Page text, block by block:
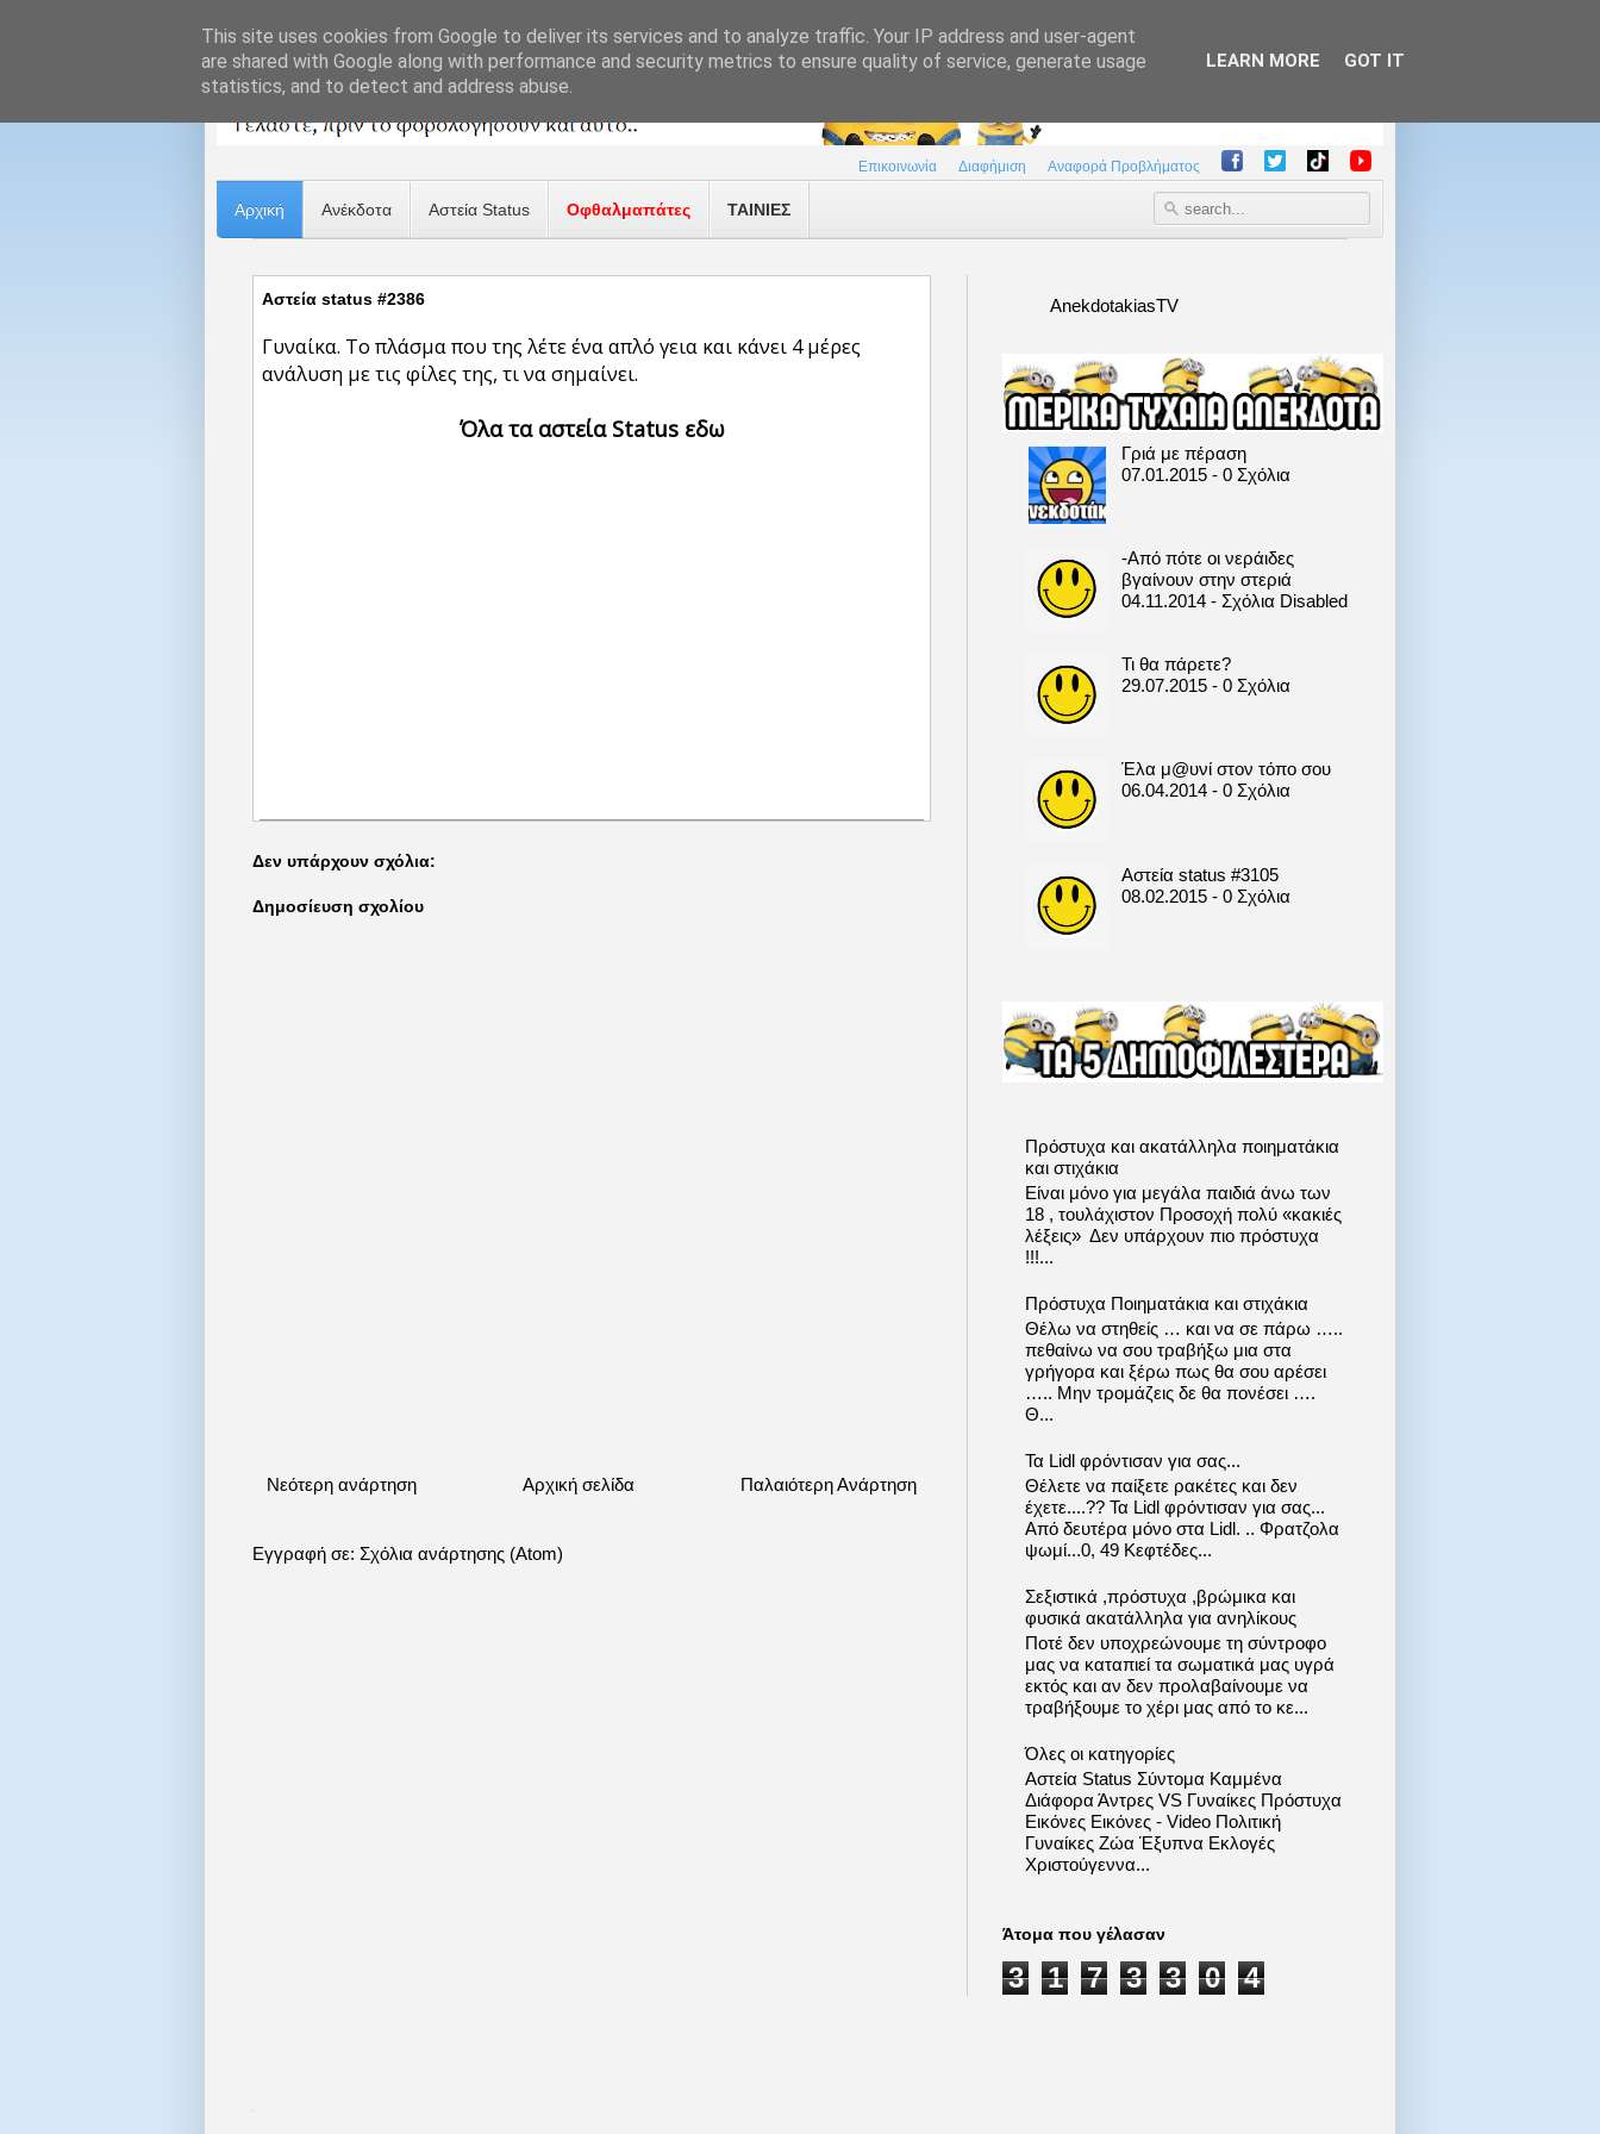
Επικοινωνία Διαφήμιση Αναφορά Προβλήματος
Αρχική Ανέκδοτα Αστεία Status Οφθαλμαπάτες ΤΑΙΝΙΕΣ
Αστεία status #2386
Γυναίκα. Το πλάσμα που της λέτε ένα απλό γεια και κάνει 4 μέρες
ανάλυση με τις φίλες της, τι να σημαίνει.
Όλα τα αστεία Status εδω
Δεν υπάρχουν σχόλια:
Δημοσίευση σχολίου
Νεότερη ανάρτηση Παλαιότερη Ανάρτηση
Αρχική σελίδα
Εγγραφή σε: Σχόλια ανάρτησης (Atom)
AnekdotakiasTV
Γριά με πέραση
07.01.2015 - 0 Σχόλια
-Από πότε οι νεράιδες
βγαίνουν στην στεριά
04.11.2014 - Σχόλια Disabled
Τι θα πάρετε?
29.07.2015 - 0 Σχόλια
Έλα μ@υνί στον τόπο σου
06.04.2014 - 0 Σχόλια
Αστεία status #3105
08.02.2015 - 0 Σχόλια
Πρόστυχα και ακατάλληλα ποιηματάκια
και στιχάκια
Είναι μόνο για μεγάλα παιδιά άνω των
18 , τουλάχιστον Προσοχή πολύ «κακιές
λέξεις» Δεν υπάρχουν πιο πρόστυχα
!!!...
Πρόστυχα Ποιηματάκια και στιχάκια
Θέλω να στηθείς … και να σε πάρω …..
πεθαίνω να σου τραβήξω μια στα
γρήγορα και ξέρω πως θα σου αρέσει
….. Μην τρομάζεις δε θα πονέσει ….
Θ...
Τα Lidl φρόντισαν για σας...
Θέλετε να παίξετε ρακέτες και δεν
έχετε....?? Τα Lidl φρόντισαν για σας...
Από δευτέρα μόνο στα Lidl. .. Φρατζολα
ψωμί...0, 49 Κεφτέδες...
Σεξιστικά ,πρόστυχα ,βρώμικα και
φυσικά ακατάλληλα για ανηλίκους
Ποτέ δεν υποχρεώνουμε τη σύντροφο
μας να καταπιεί τα σωματικά μας υγρά
εκτός και αν δεν προλαβαίνουμε να
τραβήξουμε το χέρι μας από το κε...
Όλες οι κατηγορίες
Αστεία Status Σύντομα Καμμένα
Διάφορα Άντρες VS Γυναίκες Πρόστυχα
Εικόνες Εικόνες - Video Πολιτική
Γυναίκες Ζώα Έξυπνα Εκλογές
Χριστούγεννα...
Άτομα που γέλασαν
3 1 7 3 3 0 4
This site uses cookies from Google to deliver its services and to analyze traffic. Your IP address and user-agent
are shared with Google along with performance and security metrics to ensure quality of service, generate usage
statistics, and to detect and address abuse.
LEARN MORE GOT IT